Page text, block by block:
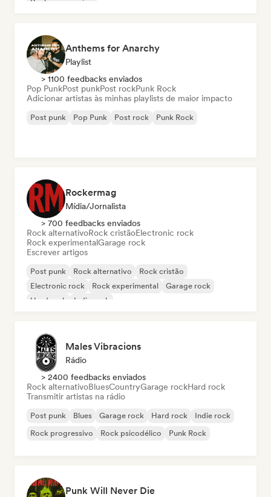
Rock progressivo
Anthems for Anarchy
Playlist
> 1100 feedbacks enviados
Pop PunkPost punkPost rockPunk Rock
Adicionar artistas às minhas playlists de maior impacto
Post punk Pop Punk Post rock Punk Rock
Rockermag
Mídia/Jornalista
> 700 feedbacks enviados
Rock alternativoRock cristãoElectronic rock
Rock experimentalGarage rock
Escrever artigos
Post punk Rock alternativo
Rock cristão
Electronic rock
Rock experimental
Garage rock
Hard rock
Indie rock
Males Vibracions
Rádio
> 2400 feedbacks enviados
Rock alternativoBluesCountryGarage rockHard rock
Transmitir artistas na rádio
Post punk Blues Garage rock Hard rock
Indie rock
Rock progressivo
Rock psicodélico Punk Rock
Punk Will Never Die